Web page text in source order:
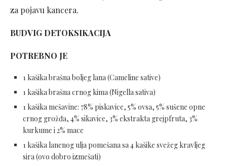
za pojavu kancera.
BUDVIG DETOKSIKACIJA
POTREBNO JE
1 kašika brašna boljeg lana (Cameline sative)
1 kašika brašna crnog kima (Nigella sativa)
1 kašika mešavine: 78% piskavice, 5% ovsa, 5% sušene opne
crnog grožđa, 4% sikavice, 3% ekstrakta grejpfruta, 3%
kurkume i 2% mace
1 kašika lanenog ulja pomešana sa 4 kašike svežeg kravljeg
sira (ovo dobro izmešati)